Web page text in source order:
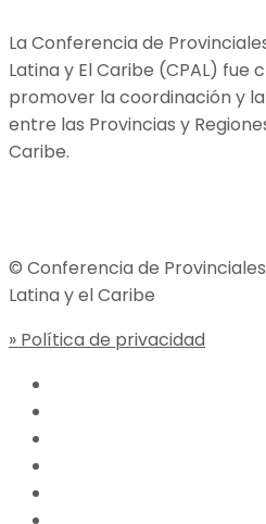
La Conferencia de
Latina y El Caribe (CPAL) fue
promover la coordinación y
entre las Provincias y
Caribe.
© Conferencia de
Latina y el Caribe
» Política de privacidad